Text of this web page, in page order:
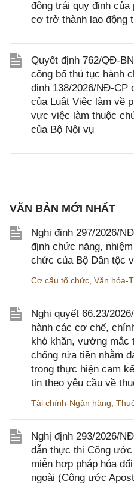
động trái quy định
cơ trở thành lao động
Quyết định 762/QĐ-
công bố thủ tục hành
định 138/2026/NĐ-CP
của Luật Việc làm về
vực việc làm thuộc
của Bộ Nội vụ
VĂN BẢN MỚI NHẤT
Nghị định 297/2026/
định chức năng,
chức của Bộ Dân tộc
Cơ cấu tổ chức Văn hóa-
Nghị quyết 66.23/
hành các cơ chế,
khó khăn, vướng mắc
chống rửa tiền nhằm
trong thực hiện cam
tin theo yêu cầu về
Tài chính-Ngân hàng
Nghị định 293/2026/
dẫn thực thi Công
miễn hợp pháp hóa
ngoài (Công ước